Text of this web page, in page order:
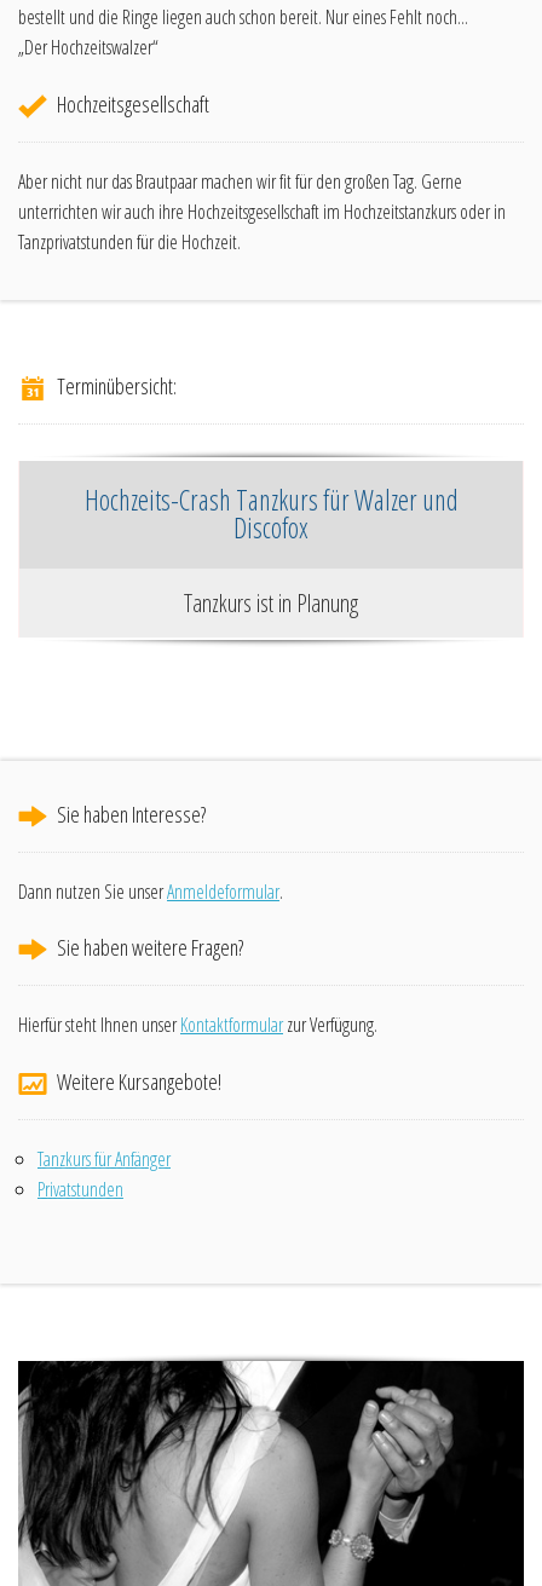
bestellt und die Ringe liegen auch schon bereit. Nur eines Fehlt noch...
„Der Hochzeitswalzer“
Hochzeitsgesellschaft
Aber nicht nur das Brautpaar machen wir fit für den großen Tag. Gerne
unterrichten wir auch ihre Hochzeitsgesellschaft im Hochzeitstanzkurs oder in
Tanzprivatstunden für die Hochzeit.
Terminübersicht:
Hochzeits-Crash Tanzkursfür Walzer und
Discofox
Tanzkurs ist in Planung
Sie haben Interesse?
Dann nutzen Sie unserAnmeldeformular.
Sie haben weitere Fragen?
Hierfür steht Ihnen unserKontaktformularzur Verfügung.
Weitere Kursangebote!
Tanzkurs für Anfänger
Privatstunden